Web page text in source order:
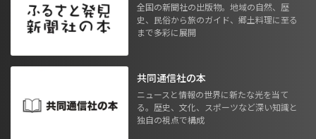
全国の新聞社の出版物。地域の自然、歴
史、民俗から旅のガイド、郷土料理に至る
まで多彩に展開
共同通信社の本
ニュースと情報の世界に新たな光を当て
る。歴史、文化、スポーツなど深い知識と
独自の視点で構成